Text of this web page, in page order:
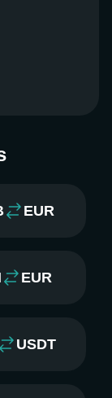
EUR
EUR
USDT